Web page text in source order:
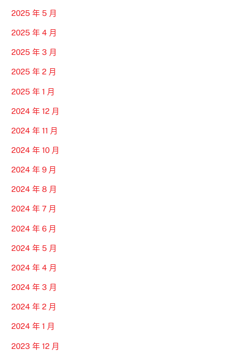
2025 年 5 月
2025 年 4 月
2025 年 3 月
2025 年 2 月
2025 年 1 月
2024 年 12 月
2024 年 11 月
2024 年 10 月
2024 年 9 月
2024 年 8 月
2024 年 7 月
2024 年 6 月
2024 年 5 月
2024 年 4 月
2024 年 3 月
2024 年 2 月
2024 年 1 月
2023 年 12 月